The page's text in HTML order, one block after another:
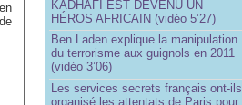
KADHAFI EST DEVENU UN
HÉROS AFRICAIN (vidéo 5’27)
Ben Laden explique la manipulation
du terrorisme aux guignols en 2011
(vidéo 3’06)
Les services secrets français ont-ils
organisé les attentats de Paris pour